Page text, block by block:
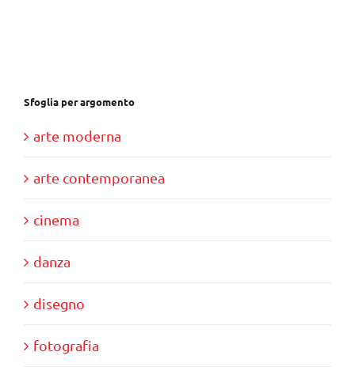
Sfoglia per argomento
arte moderna
arte contemporanea
cinema
danza
disegno
fotografia